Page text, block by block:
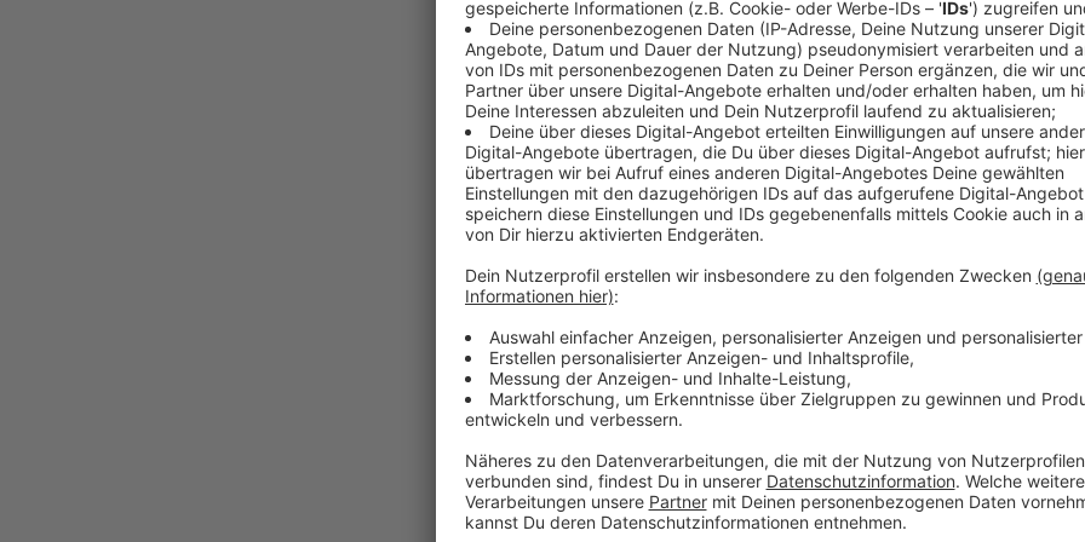
Comedy
Die wunderbare Welt der
Blitzschutz
Anzeige
Dumme Fragen gibt es - wir liefern die
Anzeige
Es soll ja bekanntlich keine dummen Fragen geben.
Sache fehlt aber: Nämlich die Antwort. Die gibt es
herangeholt, die die wirklich dummen Fragen für